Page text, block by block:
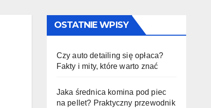
OSTATNIE WPISY
Czy auto detailing się opłaca?
Fakty i mity, które warto znać
Jaka średnica komina pod piec
na pellet? Praktyczny przewodnik